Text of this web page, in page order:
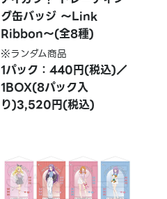
グ缶バッジ ～Link
Ribbon～(全8種)
※ランダム商品
1パック：440円(税込)／
1BOX(8パック入
り)3,520円(税込)